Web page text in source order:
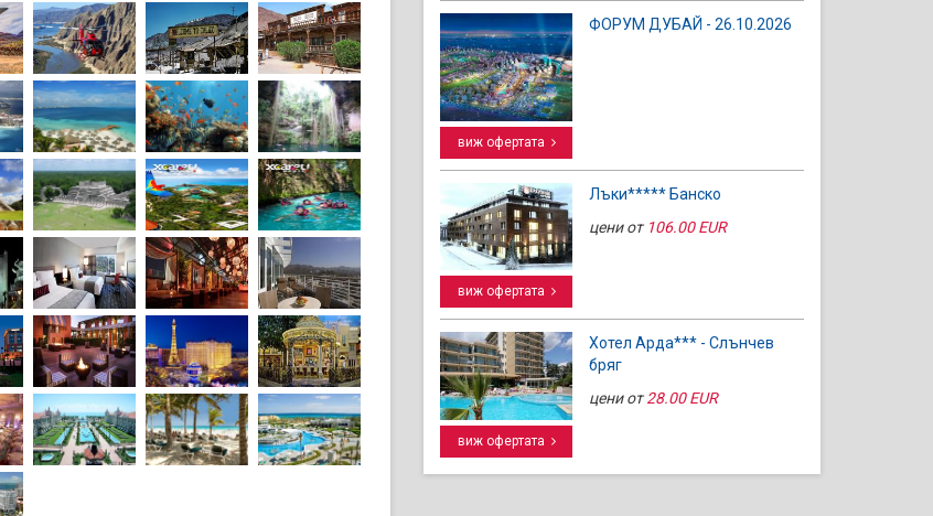
виж офертата
ФОРУМ ДУБАЙ - 26.10.2026
виж офертата
Лъки***** Банско
цени от 106.00 EUR
виж офертата
Хотел Арда*** - Слънчев
бряг
цени от28.00 EUR